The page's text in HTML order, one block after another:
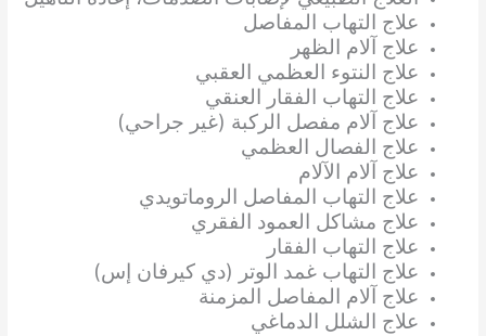
علاج التهاب المفاصل
علاج آلام الظهر
علاج النتوء العظمي العقبي
علاج التهاب الفقار العنقي
علاج آلام مفصل الركبة (غير جراحي)
علاج الفصال العظمي
علاج آلام الآلام
علاج التهاب المفاصل الروماتويدي
علاج مشاكل العمود الفقري
علاج التهاب الفقار
علاج التهاب غمد الوتر (دي كيرفان إس)
علاج آلام المفاصل المزمنة
علاج الشلل الدماغي